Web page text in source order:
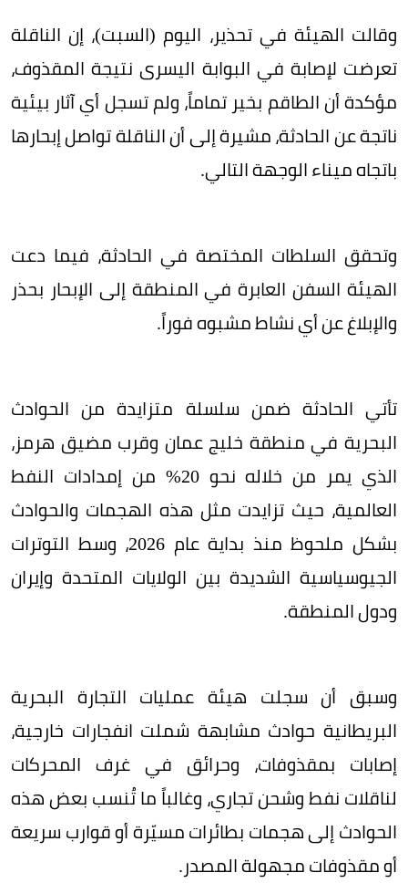
وقالت الهيئة في تحذير، اليوم (السبت)، إن الناقلة
تعرضت لإصابة في البوابة اليسرى نتيجة المقذوف،
مؤكدة أن الطاقم بخير تماماً، ولم تسجل أي آثار بيئية
ناتجة عن الحادثة، مشيرة إلى أن الناقلة تواصل إبحارها
باتجاه ميناء الوجهة التالي.
وتحقق السلطات المختصة في الحادثة، فيما دعت
الهيئة السفن العابرة في المنطقة إلى الإبحار بحذر
والإبلاغ عن أي نشاط مشبوه فوراً.
تأتي الحادثة ضمن سلسلة متزايدة من الحوادث
البحرية في منطقة خليج عمان وقرب مضيق هرمز،
الذي يمر من خلاله نحو 20% من إمدادات النفط
العالمية، حيث تزايدت مثل هذه الهجمات والحوادث
بشكل ملحوظ منذ بداية عام 2026، وسط التوترات
الجيوسياسية الشديدة بين الولايات المتحدة وإيران
ودول المنطقة.
وسبق أن سجلت هيئة عمليات التجارة البحرية
البريطانية حوادث مشابهة شملت انفجارات خارجية،
إصابات بمقذوفات، وحرائق في غرف المحركات
لناقلات نفط وشحن تجاري، وغالباً ما تُنسب بعض هذه
الحوادث إلى هجمات بطائرات مسيّرة أو قوارب سريعة
أو مقذوفات مجهولة المصدر.